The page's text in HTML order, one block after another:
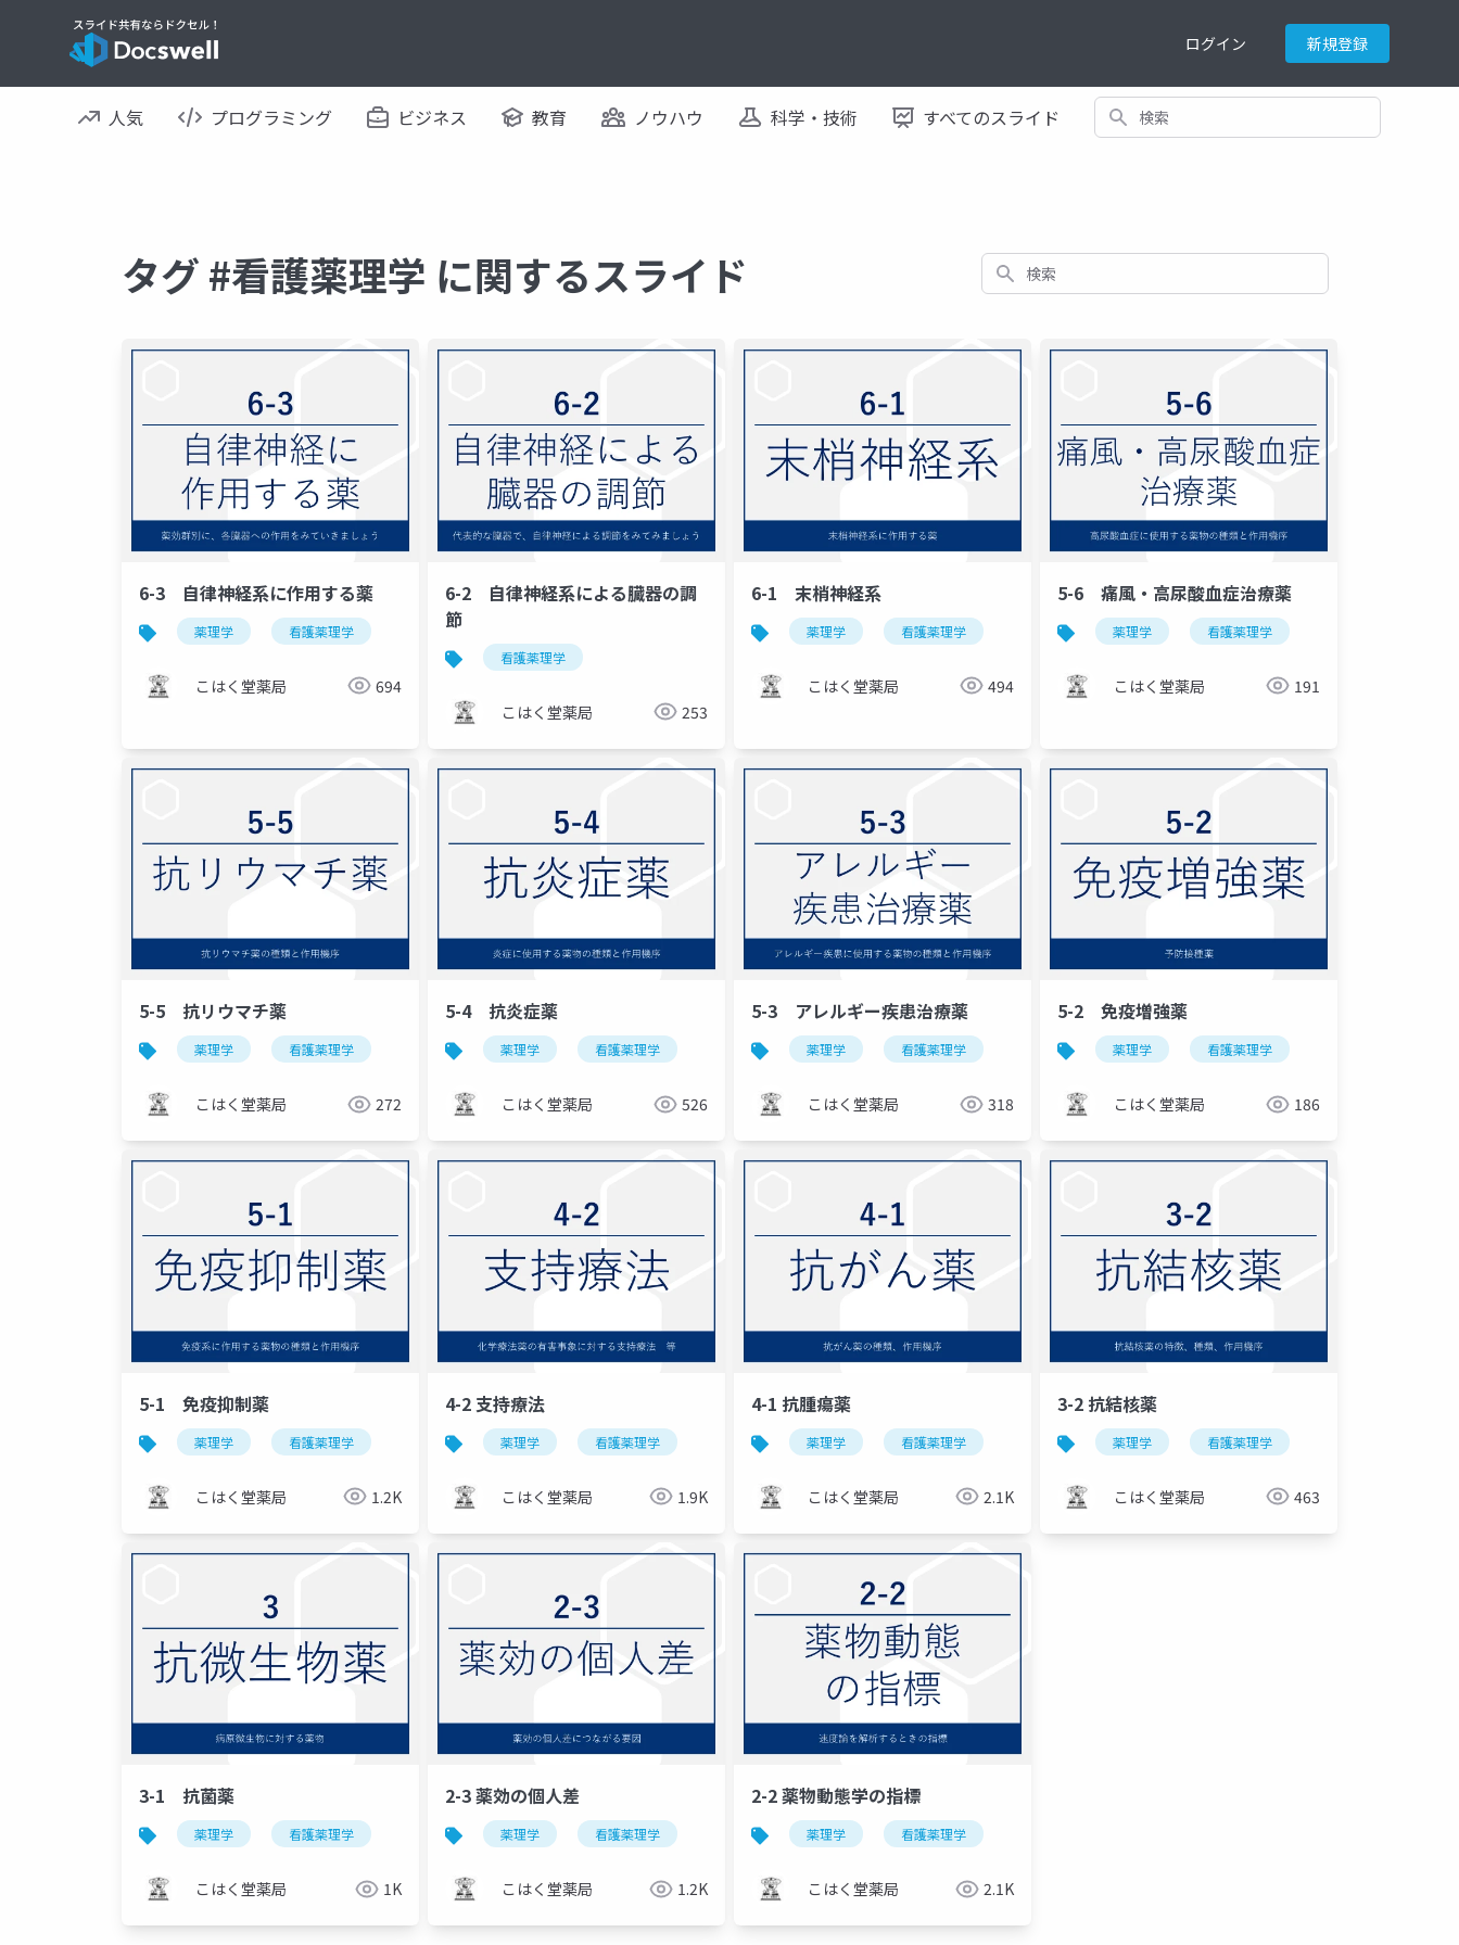
ログイン 新規登録
人気 プログラミング ビジネス 教育 ノウハウ 科学・技術 すべてのスライド 検索
タグ #看護薬理学 に関するスライド 検索
6-3 自律神経系に作用する薬
薬理学 看護薬理学
こはく堂薬局 694
6-2 自律神経系による臓器の調
節
看護薬理学
こはく堂薬局 253
6-1 末梢神経系
薬理学 看護薬理学
こはく堂薬局 494
5-6 痛風・高尿酸血症治療薬
薬理学 看護薬理学
こはく堂薬局 191
5-5 抗リウマチ薬
薬理学 看護薬理学
こはく堂薬局 272
5-4 抗炎症薬
薬理学 看護薬理学
こはく堂薬局 526
5-3 アレルギー疾患治療薬
薬理学 看護薬理学
こはく堂薬局 318
5-2 免疫増強薬
薬理学 看護薬理学
こはく堂薬局 186
5-1 免疫抑制薬
薬理学 看護薬理学
こはく堂薬局 1.2K
4-2 支持療法
薬理学 看護薬理学
こはく堂薬局 1.9K
4-1 抗腫瘍薬
薬理学 看護薬理学
こはく堂薬局 2.1K
3-2 抗結核薬
薬理学 看護薬理学
こはく堂薬局 463
3-1 抗菌薬
薬理学 看護薬理学
こはく堂薬局 1K
2-3 薬効の個人差
薬理学 看護薬理学
こはく堂薬局 1.2K
2-2 薬物動態学の指標
薬理学 看護薬理学
こはく堂薬局 2.1K